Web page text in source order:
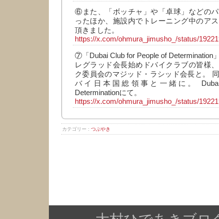
⑥また、「ボッチャ」や「卓球」などの
ったほか、施設内でトレーニング中のア
頂きました。
https://x.com/ohmura_jimusho_/status/
⑦「Dubai Club for People of Determination
レグラッド会長始めドバイクラブの皆様
ク委員会のマジッド・ラシッド会長と。
バイ日本国総領事と一緒に。 Dubai
Determinationにて。
https://x.com/ohmura_jimusho_/status/
カテゴリー : つぶやき